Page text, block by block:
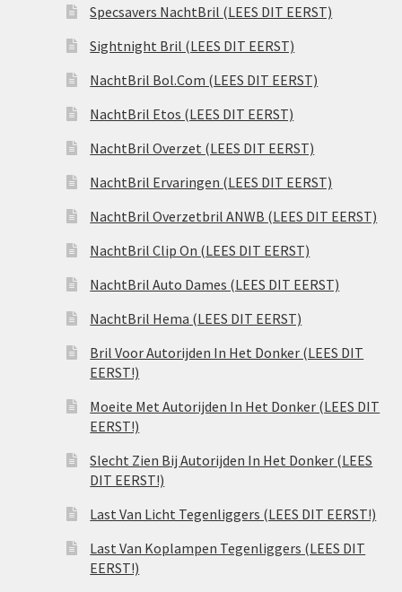
Specsavers NachtBril (LEES DIT EERST)
Sightnight Bril (LEES DIT EERST)
NachtBril Bol.Com (LEES DIT EERST)
NachtBril Etos (LEES DIT EERST)
NachtBril Overzet (LEES DIT EERST)
NachtBril Ervaringen (LEES DIT EERST)
NachtBril Overzetbril ANWB (LEES DIT EERST)
NachtBril Clip On (LEES DIT EERST)
NachtBril Auto Dames (LEES DIT EERST)
NachtBril Hema (LEES DIT EERST)
Bril Voor Autorijden In Het Donker (LEES DIT
EERST!)
Moeite Met Autorijden In Het Donker (LEES DIT
EERST!)
Slecht Zien Bij Autorijden In Het Donker (LEES
DIT EERST!)
Last Van Licht Tegenliggers (LEES DIT EERST!)
Last Van Koplampen Tegenliggers (LEES DIT
EERST!)